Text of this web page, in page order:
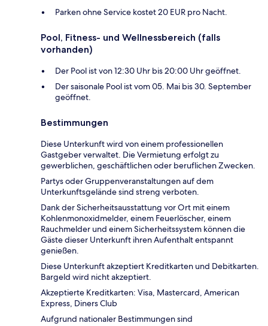
Parken ohne Service kostet 20 EUR pro Nacht.
Pool, Fitness- und Wellnessbereich (falls
vorhanden)
Der Pool ist von 12:30 Uhr bis 20:00 Uhr geöffnet.
Der saisonale Pool ist vom 05. Mai bis 30. September
geöffnet.
Bestimmungen
Diese Unterkunft wird von einem professionellen
Gastgeber verwaltet. Die Vermietung erfolgt zu
gewerblichen, geschäftlichen oder beruflichen Zwecken.
Partys oder Gruppenveranstaltungen auf dem
Unterkunftsgelände sind streng verboten.
Dank der Sicherheitsausstattung vor Ort mit einem
Kohlenmonoxidmelder, einem Feuerlöscher, einem
Rauchmelder und einem Sicherheitssystem können die
Gäste dieser Unterkunft ihren Aufenthalt entspannt
genießen.
Diese Unterkunft akzeptiert Kreditkarten und Debitkarten.
Bargeld wird nicht akzeptiert.
Akzeptierte Kreditkarten: Visa, Mastercard, American
Express, Diners Club
Aufgrund nationaler Bestimmungen sind